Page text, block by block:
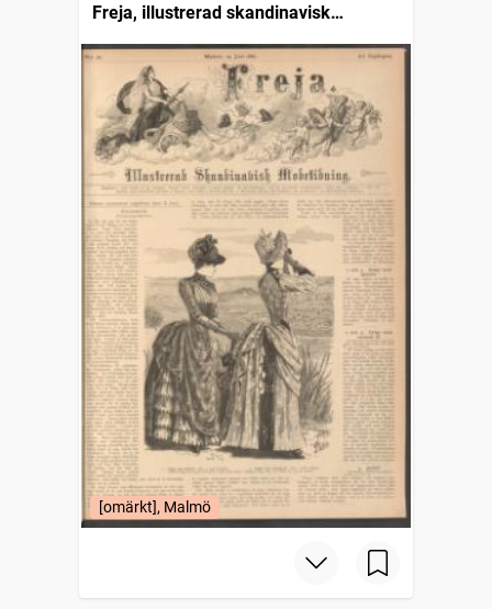
Freja, illustrerad skandinavisk
modetidning
[omärkt], Malmö